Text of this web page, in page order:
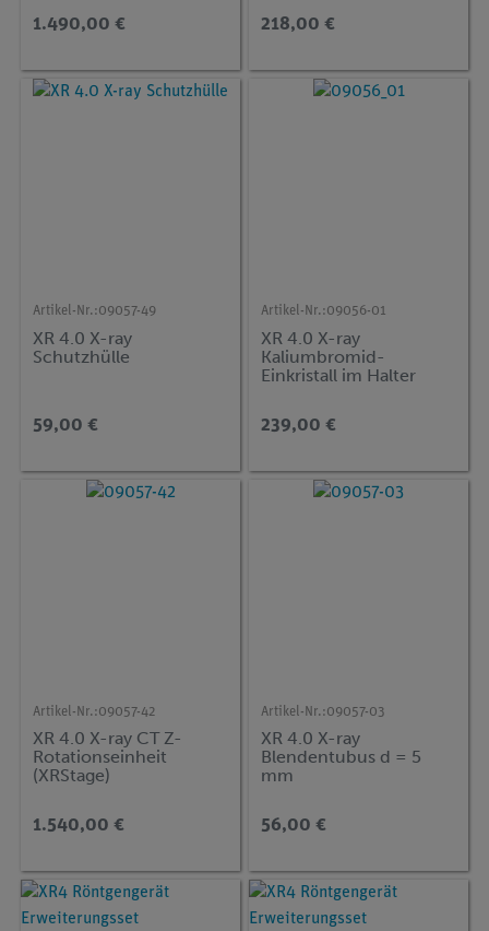
1.490,00 €
Röntgenfluoreszenz
218,00 €
Artikel-Nr.:09057-49
XR 4.0 X-ray
Schutzhülle
59,00 €
Artikel-Nr.:09056-01
XR 4.0 X-ray
Kaliumbromid-
Einkristall im Halter
239,00 €
Artikel-Nr.:09057-42
XR 4.0 X-ray CT Z-
Rotationseinheit
(XRStage)
1.540,00 €
Artikel-Nr.:09057-03
XR 4.0 X-ray
Blendentubus d = 5
mm
56,00 €